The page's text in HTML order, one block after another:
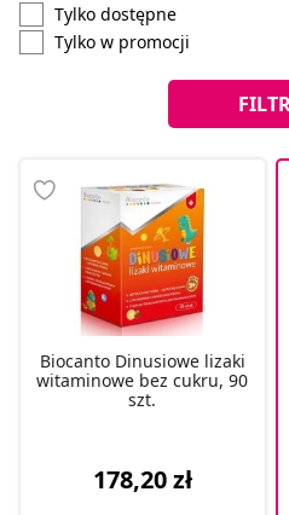
Tylko dostępne
Tylko w promocji
Biocanto Dinusiowe lizaki
witaminowe bez cukru, 90
szt.
178,20 zł